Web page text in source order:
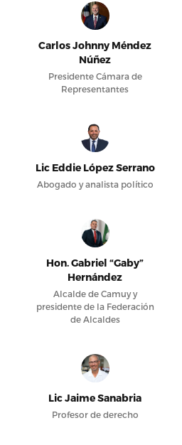
Carlos Johnny Méndez
Núñez
Presidente Cámara de
Representantes
Lic Eddie López Serrano
Abogado y analista político
Hon. Gabriel “Gaby”
Hernández
Alcalde de Camuy y
presidente de la Federación
de Alcaldes
Lic Jaime Sanabria
Profesor de derecho